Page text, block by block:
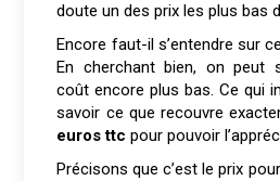
doute un des prix les plus bas
Encore faut-il s’entendre sur
En cherchant bien, on peut
coût encore plus bas. Ce qui
savoir ce que recouvre
euros ttc pour pouvoir
Précisons que c’est le prix